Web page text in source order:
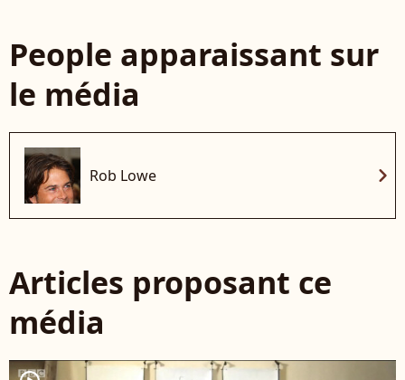
People apparaissant sur
le média
Rob Lowe chevron_right
Articles proposant ce
média